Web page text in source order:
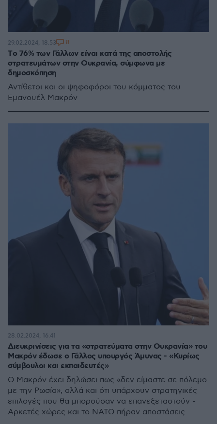
Tο 76% των Γάλλων είναι κατά της αποστολής
στρατευμάτων στην Ουκρανία, σύμφωνα με
δημοσκόπηση
Αντίθετοι και οι ψηφοφόροι του κόμματος του
Εμανουέλ Μακρόν
29.02.2024, 18:53 8
Διευκρινίσεις για τα «στρατεύματα στην Ουκρανία» του
Μακρόν έδωσε ο Γάλλος υπουργός Άμυνας - «Κυρίως
σύμβουλοι και εκπαιδευτές»
Ο Μακρόν έχει δηλώσει πως «δεν είμαστε σε πόλεμο
με την Ρωσία», αλλά και ότι υπάρχουν στρατηγικές
επιλογές που θα μπορούσαν να επανεξεταστούν -
Αρκετές χώρες και το ΝΑΤΟ πήραν αποστάσεις
28.02.2024, 16:41